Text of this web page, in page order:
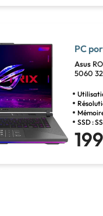
PC
Asus
5060
SSD :